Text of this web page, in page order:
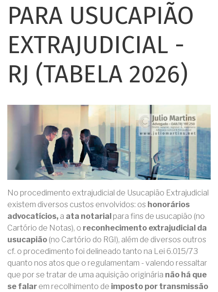
PARA USUCAPIÃO
EXTRAJUDICIAL -
RJ (TABELA 2026)
No procedimento extrajudicial de Usucapião Extrajudicial
existem diversos custos envolvidos: os honorários
advocatícios, a ata notarial para fins de usucapião (no
Cartório de Notas), o reconhecimento extrajudicial da
usucapião (no Cartório do RGI), além de diversos outros
cf. o procedimento foi delineado tanto na Lei 6.015/73
quanto nos atos que o regulamentam - valendo ressaltar
que por se tratar de uma aquisição originária não há que
se falar em recolhimento de imposto por transmissão